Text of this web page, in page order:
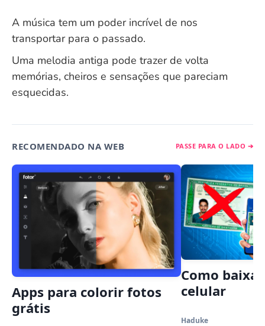
A música tem um poder incrível de nos
transportar para o passado.
Uma melodia antiga pode trazer de volta
memórias, cheiros e sensações que pareciam
esquecidas.
RECOMENDADO NA WEB PASSE PARA O LADO ➔
Apps para colorir fotos
grátis
Como
celular
Haduke